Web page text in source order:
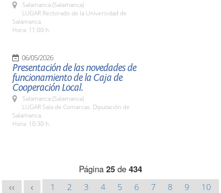
Salamanca (Salamanca)
LUGAR Rectorado de la Universidad de
Salamanca
Hora: 11:00 h.
06/05/2026
Presentación de las novedades de
funcionamiento de la Caja de
Cooperación Local.
Salamanca (Salamanca)
LUGAR Sala de Comarcas. Diputación de
Salamanca.
Hora: 10:30 h.
Página 25 de 434
<< < 1 2 3 4 5 6 7 8 9
10